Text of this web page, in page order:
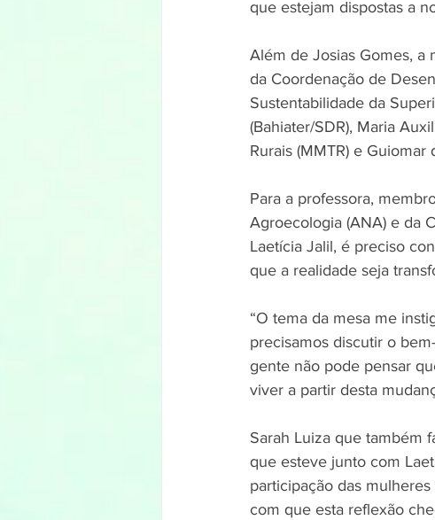
que estejam dispostas a
Além de Josias Gomes, a
da Coordenação de
Sustentabilidade da
(Bahiater/SDR), Maria
Rurais (MMTR) e
Para a professora,
Agroecologia (ANA) e da
Laetícia Jalil, é preciso
que a realidade seja
“O tema da mesa me
precisamos discutir o
gente não pode pensar
viver a partir desta
Sarah Luiza que também
que esteve junto com
participação das
com que esta reflexão